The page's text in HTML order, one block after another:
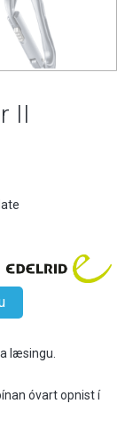
II
læsingu.
óvart opnist í